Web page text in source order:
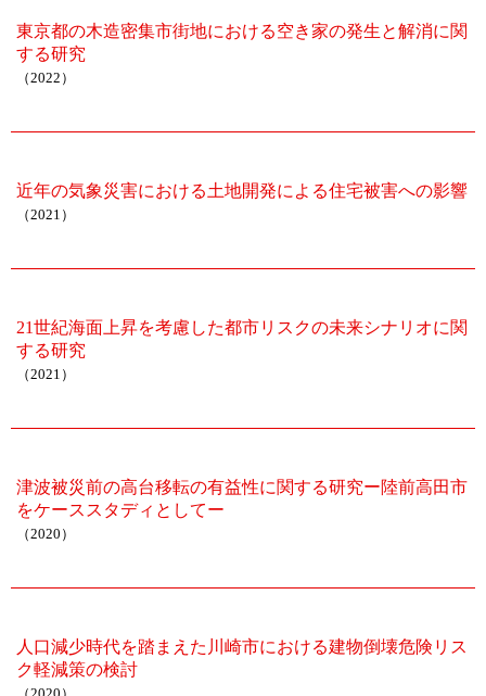
東京都の木造密集市街地における空き家の発生と解消に関
する研究
（2022）
近年の気象災害における土地開発による住宅被害への影響
（2021）
21世紀海面上昇を考慮した都市リスクの未来シナリオに関
する研究
（2021）
津波被災前の高台移転の有益性に関する研究ー陸前高田市
をケーススタディとしてー
（2020）
人口減少時代を踏まえた川崎市における建物倒壊危険リス
ク軽減策の検討